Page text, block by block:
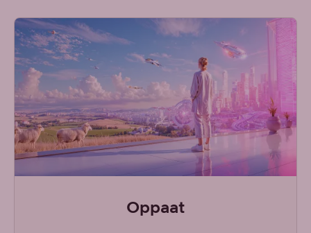
Oppaat